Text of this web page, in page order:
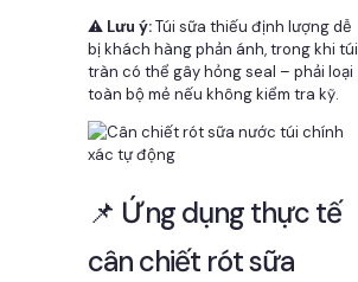
⚠️ Lưu ý:Túi sữa thiếu định lượng dễ
bị khách hàng phản ánh, trong khi túi
tràn có thể gây hỏng seal – phải loại
toàn bộ mẻ nếu không kiểm tra kỹ.
📌 Ứng dụng thực tế
cân chiết rót sữa